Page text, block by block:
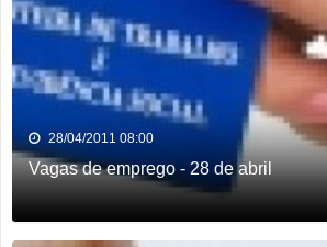
28/04/2011 08:00
Vagas de emprego - 28 de abril